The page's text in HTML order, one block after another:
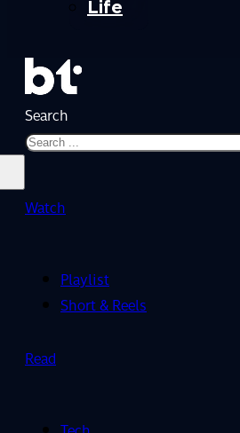
Life
Search
Watch
Playlist
Short & Reels
Read